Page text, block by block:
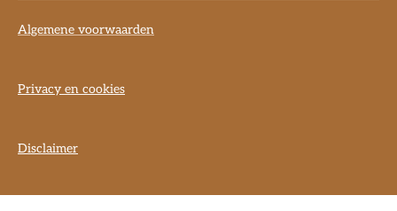
Algemene voorwaarden
Privacy en cookies
Disclaimer